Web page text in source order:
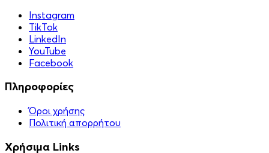
Instagram
TikTok
LinkedIn
YouTube
Facebook
Πληροφορίες
Όροι χρήσης
Πολιτική απορρήτου
Χρήσιμα Links